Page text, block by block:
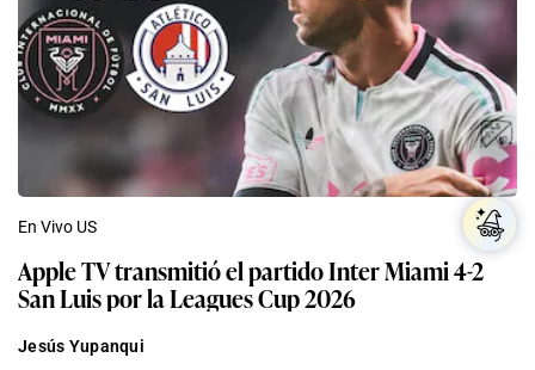
En Vivo US
Apple TV transmitió el partido Inter Miami 4-2
San Luis por la Leagues Cup 2026
Jesús Yupanqui